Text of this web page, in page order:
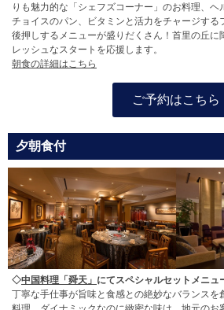
りも魅力的な「シェフズコーナー」のお料理、ヘ
チョイスのパン、ビタミンと活力をチャージする
後押しするメニューが盛りだくさん！首里の丘に
レッシュなスタートを応援します。
朝食の詳細はこちら
ご予約はこちら
夕朝食付
◇中国料理「舜天」 にてスペシャルセットメニュ
丁寧な手仕事が旨味と食感との絶妙なバランスを